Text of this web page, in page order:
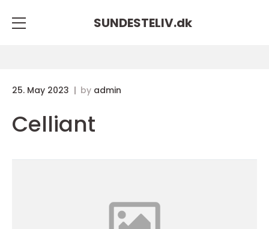
SUNDESTELIV.dk
25. May 2023 by admin
Celliant